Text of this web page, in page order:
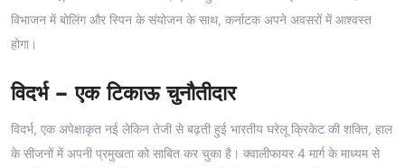
विभाजन में बोलिंग और स्पिन के संयोजन के साथ, कर्नाटक अपने अवसरों में आश्वस्त
होगा।
विदर्भ – एक टिकाऊ चुनौतीदार
विदर्भ, एक अपेक्षाकृत नई लेकिन तेजी से बढ़ती हुई भारतीय घरेलू क्रिकेट की शक्ति, हाल
के सीजनों में अपनी प्रमुखता को साबित कर चुका है। क्वालीफायर 4 मार्ग के माध्यम से